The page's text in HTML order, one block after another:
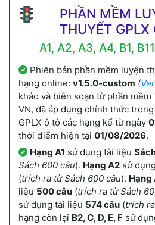
PHẦN MỀM
THUYẾT GPLX
A1, A2, A3, A4, B1,
Phiên bản phần mềm luyện
hạng online: v1.5.0-custom (
khảo và biên soạn từ phần
VN, đã áp dụng chính thức
GPLX ô tô các hạng kể từ ngày
thời điểm hiện tại 01/08/2026.
Hạng A1 sử dụng tài liệu
Sách 600 câu). Hạng A2 sử
(trích ra từ Sách 600 câu). Hạng
liệu 500 câu (trích ra từ Sách
sử dụng tài liệu 574 câu (trích
hạng còn lại B2, C, D, E, F sử